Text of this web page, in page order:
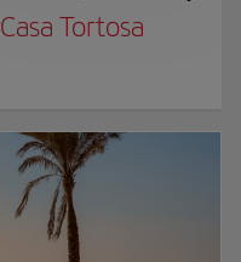
Casa Tortosa